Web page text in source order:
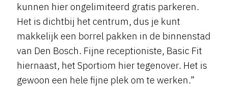
kunnen hier ongelimiteerd gratis parkeren.
Het is dichtbij het centrum, dus je kunt
makkelijk een borrel pakken in de binnenstad
van Den Bosch. Fijne receptioniste, Basic Fit
hiernaast, het Sportiom hier tegenover. Het is
gewoon een hele fijne plek om te werken.”